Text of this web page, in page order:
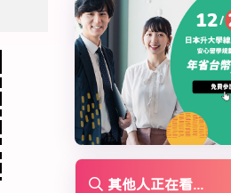
其他人正在看...